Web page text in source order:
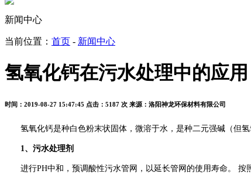
新闻中心
当前位置： 首页 - 新闻中心
氢氧化钙在污水处理中的应用
时间：2019-08-27 15:47:45 点击：5187 次 来源：洛阳神龙环保材料有限公司
氢氧化钙是种白色粉末状固体，微溶于水，是种二元强碱（但
1、污水处理剂
进行PH中和，预调酸性污水管网，以延长管网的使用寿命。